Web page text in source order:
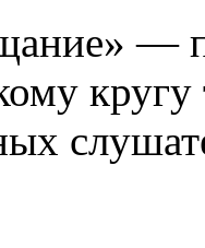
—
кругу